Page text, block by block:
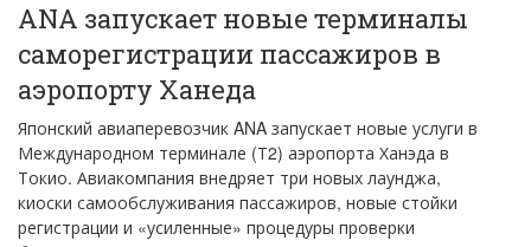
ANA запускает новые терминалы
саморегистрации пассажиров в
аэропорту Ханеда
Японский авиаперевозчик ANA запускает новые услуги в
Международном терминале (Т2) аэропорта Ханэда в
Токио. Авиакомпания внедряет три новых лаунджа,
киоски самообслуживания пассажиров, новые стойки
регистрации и «усиленные» процедуры проверки